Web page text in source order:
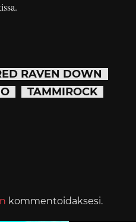
RAVEN DOWN
TAMMIROCK
kommentoidaksesi.